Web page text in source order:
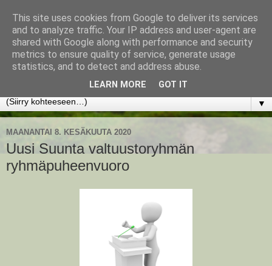
www.jyrkikokko.fi
Uusi Suunta - Jokainen hetki tarjoaa tilaisuuden muuttaa
▼
MAANANTAI 8. KESÄKUUTA 2020
Uusi Suunta valtuustoryhmän
ryhmäpuheenvuoro
This site uses cookies from Google to deliver its services
and to analyze traffic. Your IP address and user-agent are
shared with Google along with performance and security
metrics to ensure quality of service, generate usage
statistics, and to detect and address abuse.
LEARN MORE GOT IT